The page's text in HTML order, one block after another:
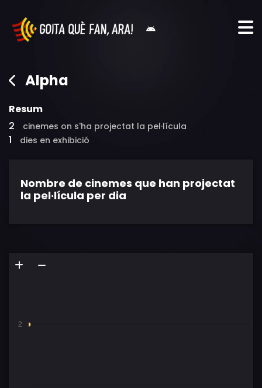
Alpha
Resum
2
cinemes on s'ha projectat la pel·lícula
1 dies en exhibició
Nombre de cinemes que han projectat
la pel·lícula per dia